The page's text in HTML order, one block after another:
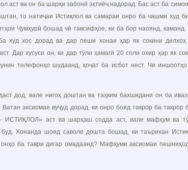
ва он ба шарҳи забонӣ эҳтиёҷ надорад. Бас аст ба симои
то натиҷаи Истиқлол ва самараи онро ба чашми худ
Ҷумҳурӣ бошад чӣ тавсифҳое, ки ба бор наоянд, каманд.
худ хос дорад ва дар пеши хонаи ҳар як сокини дилхоҳ
Дар хусуси он, ки дар тӯли ҳамагӣ 20 соли охир ҳар як
телефонҳо шудаанд, ҳоҷат ба исбот нест. Чи иншоотҳо
вале нигоҳ доштан ва таҳким бахшидани он ба
аксиомае вуҷуд дорад, ки онро бояд такрор ба такрор
аст ва шарҳаш содда аст, вале мафҳум ва
Хонанда шояд саволе дошта бошад, ки таърихан
ба таври дигар омадаанд? Мафҳуми аксиомаи